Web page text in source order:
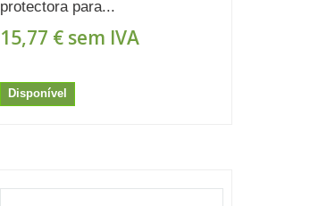
protectora para...
15,77 €sem IVA
Disponível